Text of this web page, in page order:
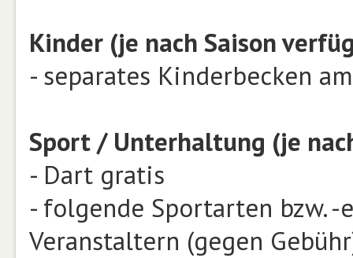
Kinder (je nach Saison
- separates Kinderbecken
Sport / Unterhaltung (je
- Dart gratis
- folgende Sportarten bzw.
Veranstaltern (gegen